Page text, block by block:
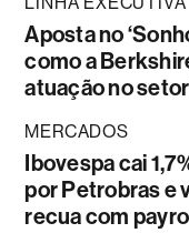
Aposta no
como a
atuação no
MERCADOS
Ibovespa cai
por Petrobras e
recua com